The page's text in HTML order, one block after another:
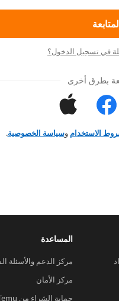
في تسجيل الدخول؟
بطرق أخرى
الاستخدام وسياسة الخصوصية.
المساعدة
مركز الدعم والأسئلة
مركز الأمان
حماية الشراء من Temu